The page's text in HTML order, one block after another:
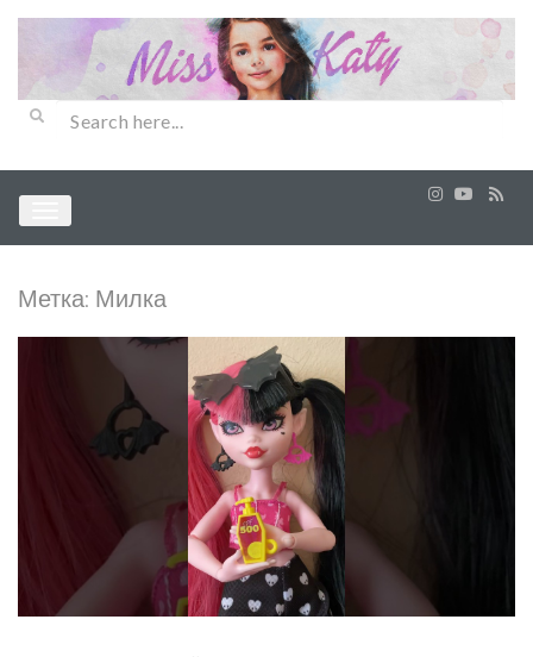
Метка: Милка